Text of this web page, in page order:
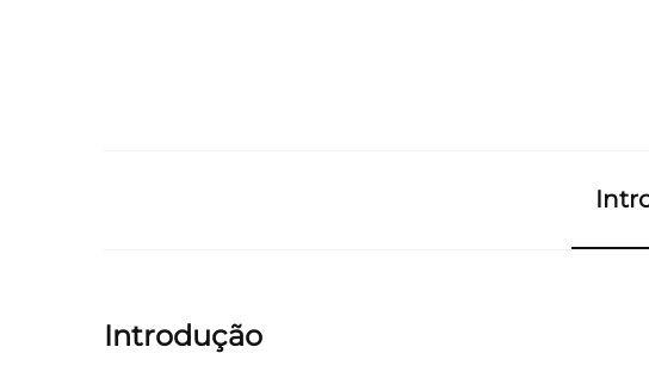
Introdução